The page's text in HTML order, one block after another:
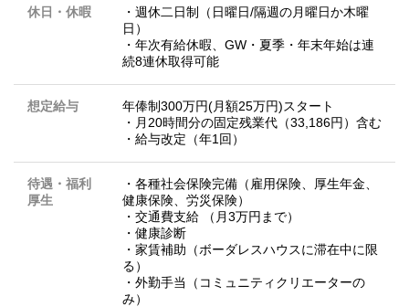
休日・休暇
・週休二日制（日曜日/隔週の月曜日か木曜
日）
・年次有給休暇、GW・夏季・年末年始は連
続8連休取得可能
想定給与
年俸制300万円(月額25万円)スタート
・月20時間分の固定残業代（33,186円）含む
・給与改定（年1回）
待遇・福利
厚生
・各種社会保険完備（雇用保険、厚生年金、
健康保険、労災保険）
・交通費支給 （月3万円まで）
・健康診断
・家賃補助（ボーダレスハウスに滞在中に限
る）
・外勤手当（コミュニティクリエーターの
み）